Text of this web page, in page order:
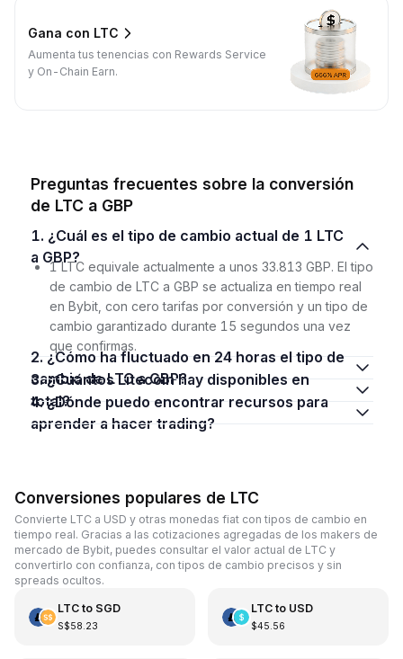
Gana con LTC
Aumenta tus tenencias con Rewards Service
y On-Chain Earn.
Preguntas frecuentes sobre la conversión
de LTC a GBP
1. ¿Cuál es el tipo de cambio actual de 1 LTC
a GBP?
1 LTC equivale actualmente a unos 33.813 GBP. El tipo
de cambio de LTC a GBP se actualiza en tiempo real
en Bybit, con cero tarifas por conversión y un tipo de
cambio garantizado durante 15 segundos una vez
que confirmas.
2. ¿Cómo ha fluctuado en 24 horas el tipo de
cambio de LTC a GBP?
3. ¿Cuántos Litecoin hay disponibles en
total?
4. ¿Dónde puedo encontrar recursos para
aprender a hacer trading?
Conversiones populares de LTC
Convierte LTC a USD y otras monedas fiat con tipos de cambio en
tiempo real. Gracias a las cotizaciones agregadas de los makers de
mercado de Bybit, puedes consultar el valor actual de LTC y
convertirlo con confianza, con tipos de cambio precisos y sin
spreads ocultos.
LTCto SGD
S$58.23
LTCto USD
$45.56